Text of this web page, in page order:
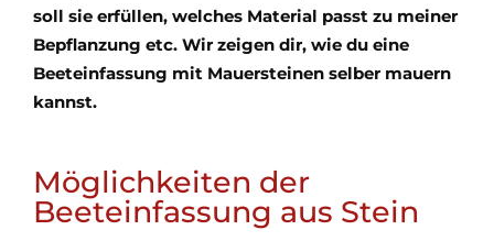
soll sie erfüllen, welches Material passt zu meiner
Bepflanzung etc. Wir zeigen dir, wie du eine
Beeteinfassung mit Mauersteinen selber mauern
kannst.
Möglichkeiten der
Beeteinfassung aus Stein